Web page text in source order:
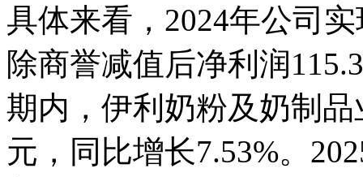
具体来看，2024年公司
除商誉减值后净利润
期内，伊利奶粉及奶制
元，同比增长7.53%。